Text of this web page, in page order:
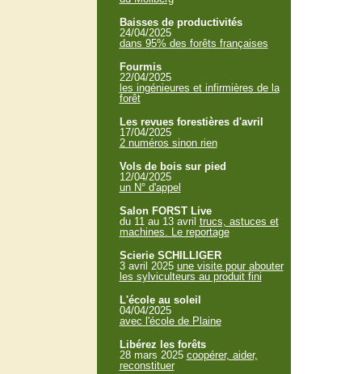
Baisses de productivités
24/04/2025
dans 95% des forêts françaises
Fourmis
22/04/2025
les ingénieures et infirmières de la
forêt
Les revues forestières d'avril
17/04/2025
2 numéros sinon rien
Vols de bois sur pied
12/04/2025
un N° d'appel
Salon FORST Live
du 11 au 13 avril trucs, astuces et
machines. Le reportage
Scierie SCHILLIGER
3 avril 2025 une visite pour abouter
les sylviculteurs au produit fini
L'école au soleil
04/04/2025
avec l'école de Plaine
Libérez les forêts
28 mars 2025 coopérer, aider,
reconstituer